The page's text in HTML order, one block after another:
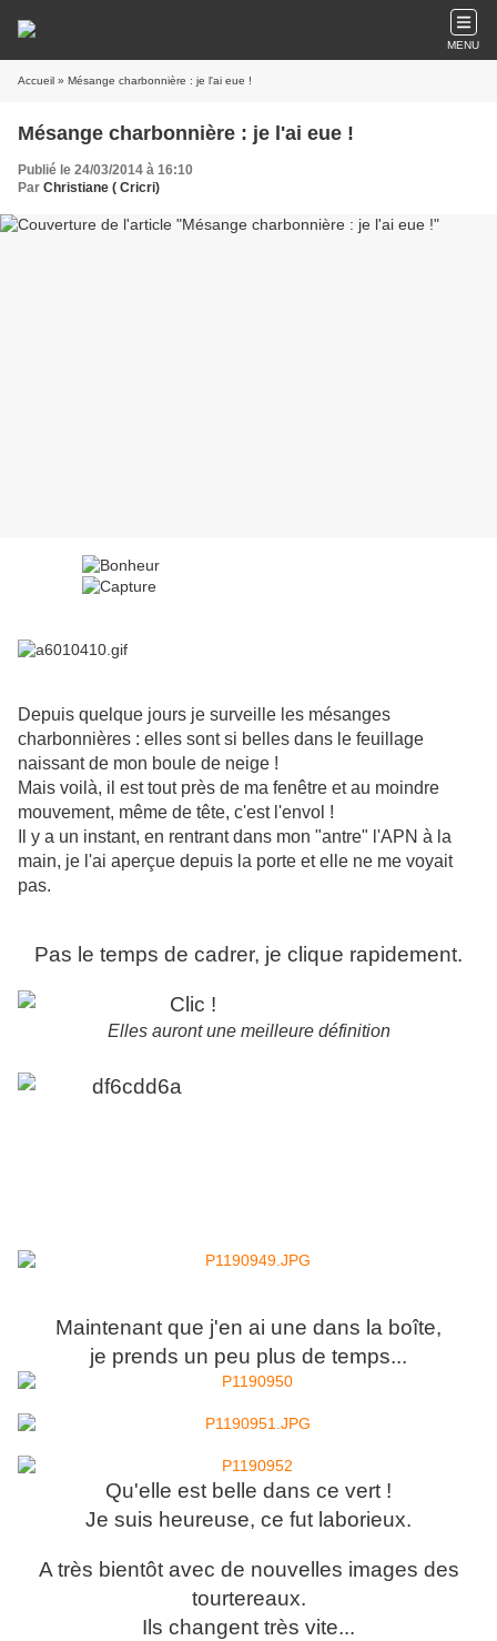
MENU
Accueil » Mésange charbonnière : je l'ai eue !
Mésange charbonnière : je l'ai eue !
Publié le 24/03/2014 à 16:10
Par Christiane ( Cricri)
Depuis quelque jours je surveille les mésanges
charbonnières : elles sont si belles dans le feuillage
naissant de mon boule de neige !
Mais voilà, il est tout près de ma fenêtre et au moindre
mouvement, même de tête, c'est l'envol !
Il y a un instant, en rentrant dans mon "antre" l'APN à la
main, je l'ai aperçue depuis la porte et elle ne me voyait
pas.
Pas le temps de cadrer, je clique rapidement.
Elles auront une meilleure définition
Maintenant que j'en ai une dans la boîte,
je prends un peu plus de temps...
Qu'elle est belle dans ce vert !
Je suis heureuse, ce fut laborieux.
A très bientôt avec de nouvelles images des
tourtereaux.
Ils changent très vite...